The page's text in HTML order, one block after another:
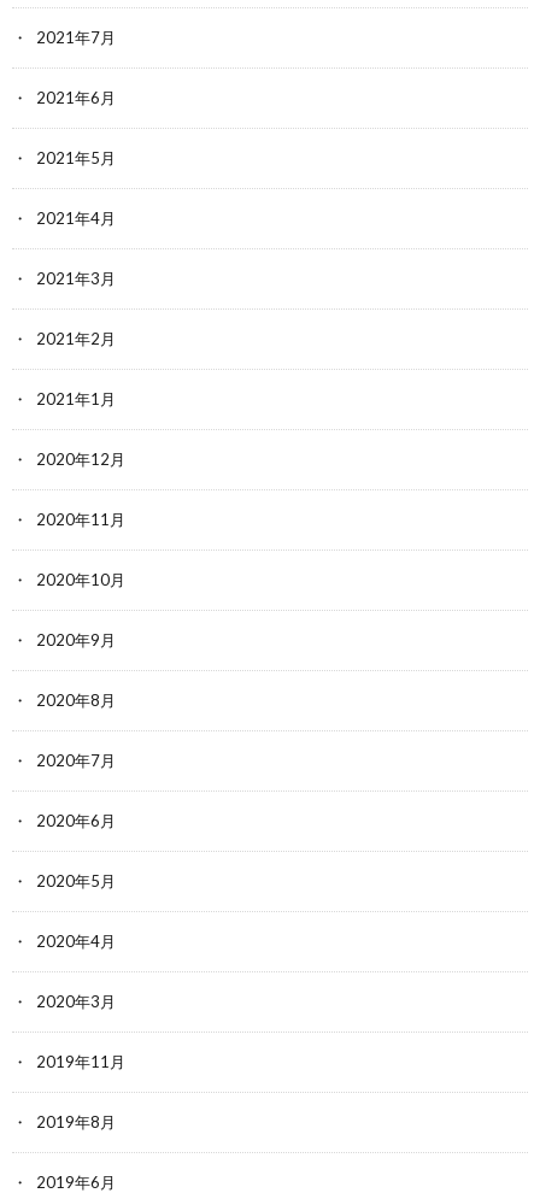
2021年7月
2021年6月
2021年5月
2021年4月
2021年3月
2021年2月
2021年1月
2020年12月
2020年11月
2020年10月
2020年9月
2020年8月
2020年7月
2020年6月
2020年5月
2020年4月
2020年3月
2019年11月
2019年8月
2019年6月